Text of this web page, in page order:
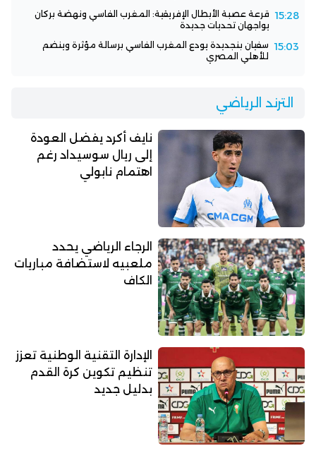
15:28 قرعة عصبة الأبطال الإفريقية: المغرب الفاسي ونهضة بركان
يواجهان تحديات جديدة
15:03 سفيان بنجديدة يودع المغرب الفاسي برسالة مؤثرة وينضم
للأهلي المصري
الترند الرياضي
نايف أكرد يفضل العودة
إلى ريال سوسيداد رغم
اهتمام نابولي
الرجاء الرياضي يحدد
ملعبيه لاستضافة مباريات
الكاف
الإدارة التقنية الوطنية تعزز
تنظيم تكوين كرة القدم
بدليل جديد